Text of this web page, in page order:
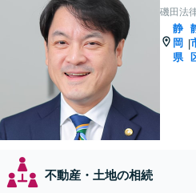
磯田法
静
岡
県
|
不動産・土地の相続